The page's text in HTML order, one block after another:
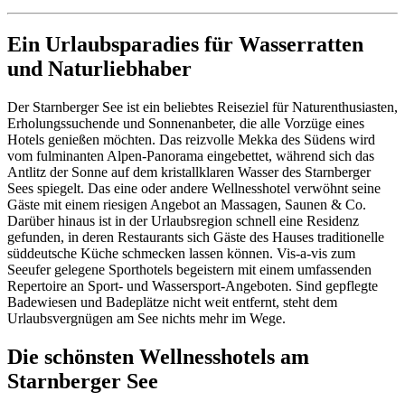
Ein Urlaubsparadies für Wasserratten
und Naturliebhaber
Der Starnberger See ist ein beliebtes Reiseziel für Naturenthusiasten,
Erholungssuchende und Sonnenanbeter, die alle Vorzüge eines
Hotels genießen möchten. Das reizvolle Mekka des Südens wird
vom fulminanten Alpen-Panorama eingebettet, während sich das
Antlitz der Sonne auf dem kristallklaren Wasser des Starnberger
Sees spiegelt. Das eine oder andere Wellnesshotel verwöhnt seine
Gäste mit einem riesigen Angebot an Massagen, Saunen & Co.
Darüber hinaus ist in der Urlaubsregion schnell eine Residenz
gefunden, in deren Restaurants sich Gäste des Hauses traditionelle
süddeutsche Küche schmecken lassen können. Vis-a-vis zum
Seeufer gelegene Sporthotels begeistern mit einem umfassenden
Repertoire an Sport- und Wassersport-Angeboten. Sind gepflegte
Badewiesen und Badeplätze nicht weit entfernt, steht dem
Urlaubsvergnügen am See nichts mehr im Wege.
Die schönsten Wellnesshotels am
Starnberger See